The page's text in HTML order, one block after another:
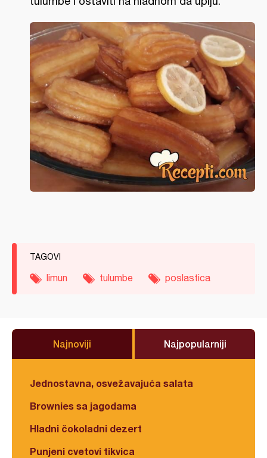
TAGOVI
limun tulumbe poslastica
Najnoviji Najpopularniji
Jednostavna, osvežavajuća salata
Brownies sa jagodama
Hladni čokoladni dezert
Punjeni cvetovi tikvica